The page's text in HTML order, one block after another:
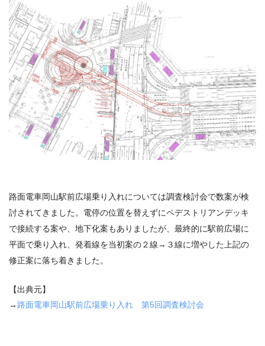
路面電車岡山駅前広場乗り入れについては調査検討会で数案が検
討されてきました。電停の位置を替えずにペデストリアンデッキ
で接続する案や、地下化案もありましたが、最終的に駅前広場に
平面で乗り入れ、発着線を当初案の２線→３線に増やした上記の
修正案に落ち着きました。
【出典元】
→ 路面電車岡山駅前広場乗り入れ 第5回調査検討会